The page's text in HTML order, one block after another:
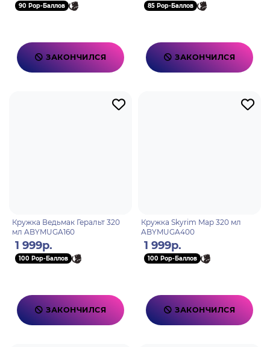
90 Pop-Баллов
ЗАКОНЧИЛСЯ
85 Pop-Баллов
ЗАКОНЧИЛСЯ
Кружка Ведьмак Геральт 320
мл ABYMUGA160
1 999р.
100 Pop-Баллов
ЗАКОНЧИЛСЯ
Кружка Skyrim Map 320 мл
ABYMUGA400
1 999р.
100 Pop-Баллов
ЗАКОНЧИЛСЯ